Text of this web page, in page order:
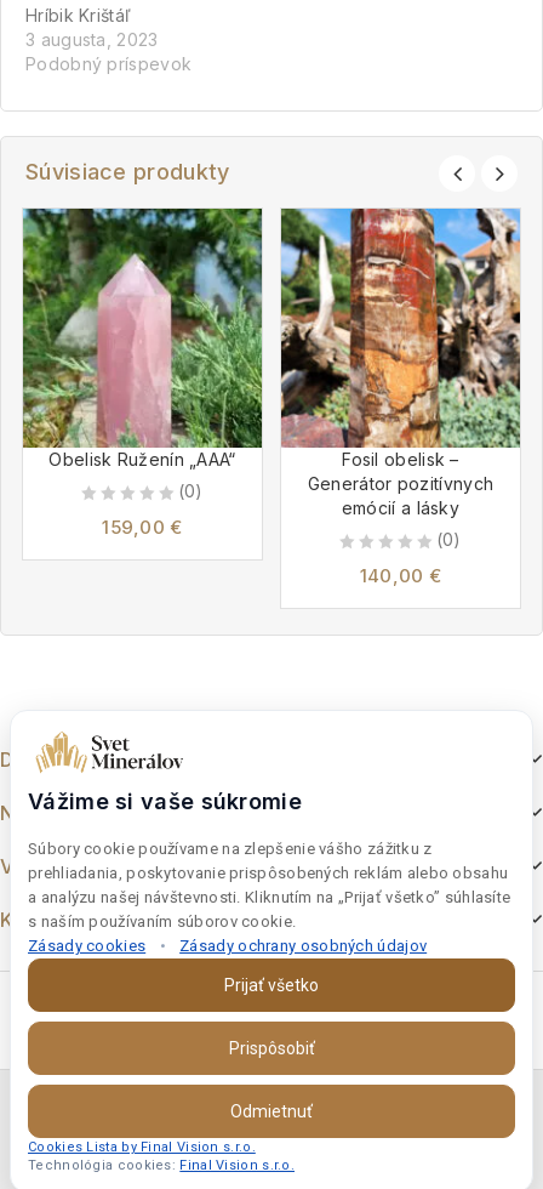
Hríbik Krištáľ
3 augusta, 2023
Podobný príspevok
Súvisiace produkty
Obelisk Ruženín „AAA“
(0)
159,00 €
Fosil obelisk –
Generátor pozitívnych
emócií a lásky
(0)
140,00 €
Dokumenty
Nakupovanie
Výber z e-shopu
Kontakt
IČO:46997181 DIČ:SK 2023693386
Vážime si vaše súkromie
Súbory cookie používame na zlepšenie vášho zážitku z
prehliadania, poskytovanie prispôsobených reklám alebo obsahu
a analýzu našej návštevnosti. Kliknutím na „Prijať všetko” súhlasíte
s naším používaním súborov cookie.
Zásady cookies
• Zásady ochrany osobných údajov
Prispôsobiť
Odmietnuť
Prijať všetko
Cookies Lista by Final Vision s.r.o.
Technológia cookies: Final Vision s.r.o.